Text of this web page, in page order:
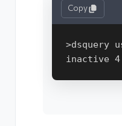
Copy
>dsquery